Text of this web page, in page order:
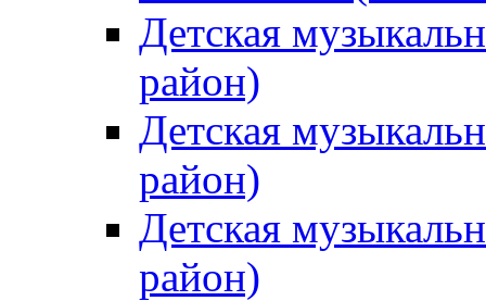
Детская
район)
Детская
район)
Детская
район)